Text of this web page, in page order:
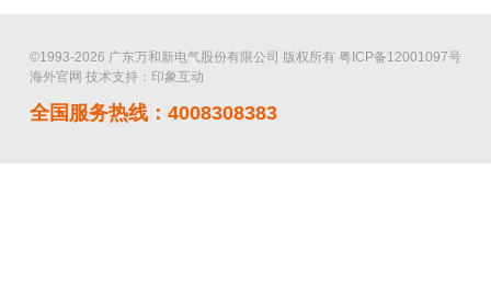
©1993-2026 广东万和新电气股份有限公司 版权所有 粤ICP备12001097号
海外官网 技术支持：印象互动
全国服务热线：4008308383